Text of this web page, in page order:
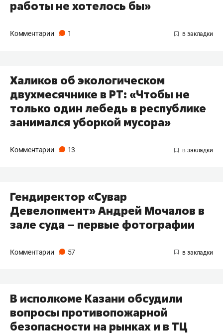
работы не хотелось бы»
Комментарии 1
​Халиков об экологическом
двухмесячнике в РТ: «Чтобы не
только один лебедь в республике
занимался уборкой мусора»
Комментарии 13
​Гендиректор «Сувар
Девелопмент» Андрей Мочалов в
зале суда – первые фотографии​
Комментарии 57
​В исполкоме Казани обсудили
вопросы противопожарной
безопасности на рынках и в ТЦ